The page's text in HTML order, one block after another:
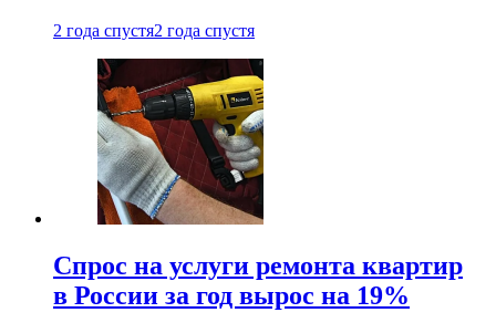
2 года спустя2 года спустя
Спрос на услуги ремонта квартир
в России за год вырос на 19%